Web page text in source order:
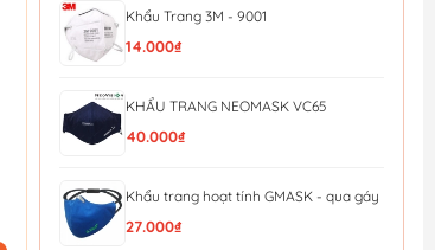
Khẩu Trang 3M - 9001
14.000₫
KHẨU TRANG NEOMASK VC65
40.000₫
Khẩu trang hoạt tính GMASK - qua gáy
27.000₫